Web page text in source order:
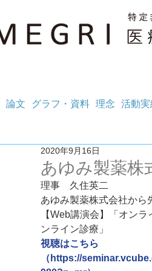
論文 グラフ・資料 理念 活動実
あゆみ製薬株
2020年9月16日
理事　久住英二
あゆみ製薬株式会社から
【Web講演会】「オン
ンライン診療」
視聴はこちら
（https://